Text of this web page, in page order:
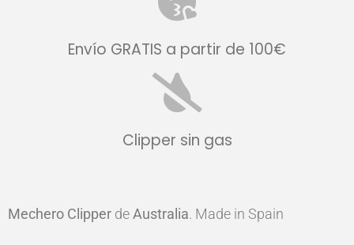
Envío GRATIS a partir de 100€
Clipper sin gas
Mechero Clipper deAustralia. Made in Spain